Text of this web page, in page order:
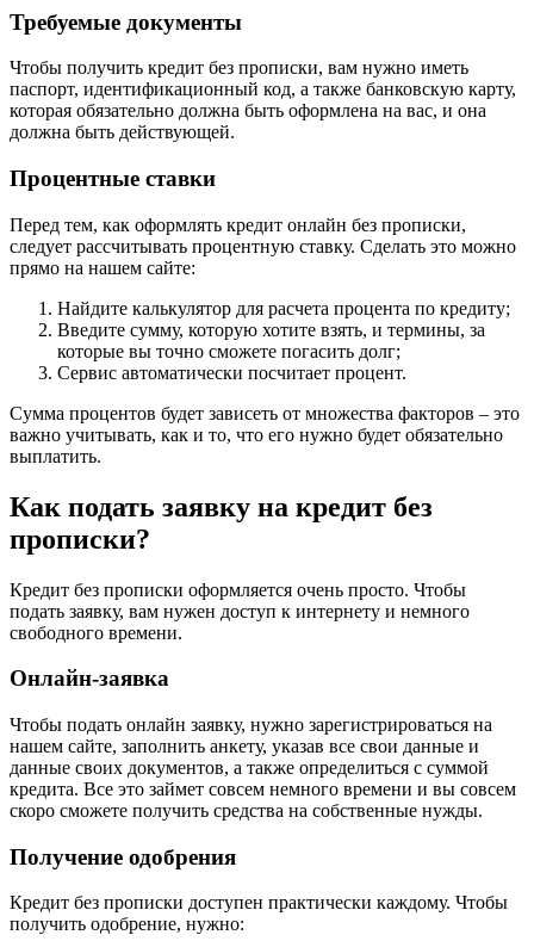
Требуемые документы
Чтобы получить кредит без прописки, вам нужно иметь
паспорт, идентификационный код, а также банковскую карту,
которая обязательно должна быть оформлена на вас, и она
должна быть действующей.
Процентные ставки
Перед тем, как оформлять кредит онлайн без прописки,
следует рассчитывать процентную ставку. Сделать это можно
прямо на нашем сайте:
Найдите калькулятор для расчета процента по кредиту;
Введите сумму, которую хотите взять, и термины, за
которые вы точно сможете погасить долг;
Сервис автоматически посчитает процент.
Сумма процентов будет зависеть от множества факторов – это
важно учитывать, как и то, что его нужно будет обязательно
выплатить.
Как подать заявку на кредит без
прописки?
Кредит без прописки оформляется очень просто. Чтобы
подать заявку, вам нужен доступ к интернету и немного
свободного времени.
Онлайн-заявка
Чтобы подать онлайн заявку, нужно зарегистрироваться на
нашем сайте, заполнить анкету, указав все свои данные и
данные своих документов, а также определиться с суммой
кредита. Все это займет совсем немного времени и вы совсем
скоро сможете получить средства на собственные нужды.
Получение одобрения
Кредит без прописки доступен практически каждому. Чтобы
получить одобрение, нужно: